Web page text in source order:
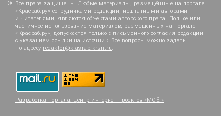
Все права защищены. Любые материалы, размещённые на портале
«Красраб.ру» сотрудниками редакции, нештатными авторами
и читателями, являются объектами авторского права. Полное или
частичное использование материалов, размещённых на портале
«Красраб.ру», допускается только с письменного согласия редакции
с указанием ссылки на источник. Все вопросы можно задать
по адресу redaktor@krasrab.krsn.ru.
Разработка портала: Центр интернет-проектов «МОЁ!»